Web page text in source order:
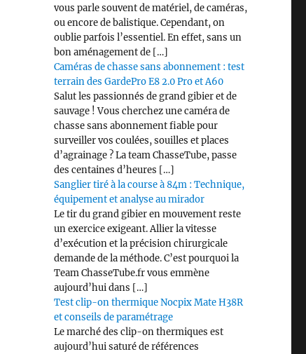
vous parle souvent de matériel, de caméras,
ou encore de balistique. Cependant, on
oublie parfois l’essentiel. En effet, sans un
bon aménagement de […]
Caméras de chasse sans abonnement : test
terrain des GardePro E8 2.0 Pro et A60
Salut les passionnés de grand gibier et de
sauvage ! Vous cherchez une caméra de
chasse sans abonnement fiable pour
surveiller vos coulées, souilles et places
d’agrainage ? La team ChasseTube, passe
des centaines d’heures […]
Sanglier tiré à la course à 84m : Technique,
équipement et analyse au mirador
Le tir du grand gibier en mouvement reste
un exercice exigeant. Allier la vitesse
d’exécution et la précision chirurgicale
demande de la méthode. C’est pourquoi la
Team ChasseTube.fr vous emmène
aujourd’hui dans […]
Test clip-on thermique Nocpix Mate H38R
et conseils de paramétrage
Le marché des clip-on thermiques est
aujourd’hui saturé de références